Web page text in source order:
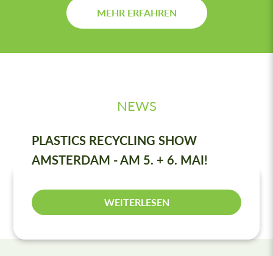
MEHR ERFAHREN
NEWS
PLASTICS RECYCLING SHOW
AMSTERDAM - AM 5. + 6. MAI!
WEITERLESEN